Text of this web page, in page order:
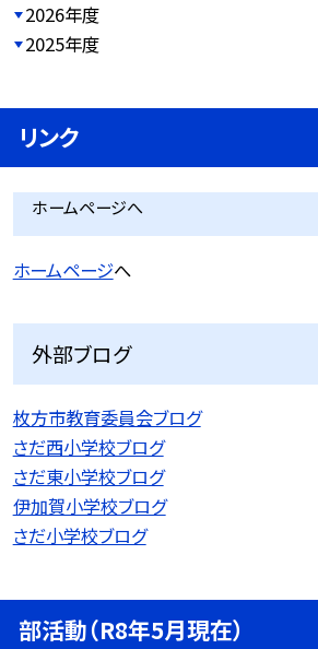
2026年度
2025年度
リンク
ホームページへ
ホームページへ
外部ブログ
枚方市教育委員会ブログ
さだ西小学校ブログ
さだ東小学校ブログ
伊加賀小学校ブログ
さだ小学校ブログ
部活動（R8年5月現在）